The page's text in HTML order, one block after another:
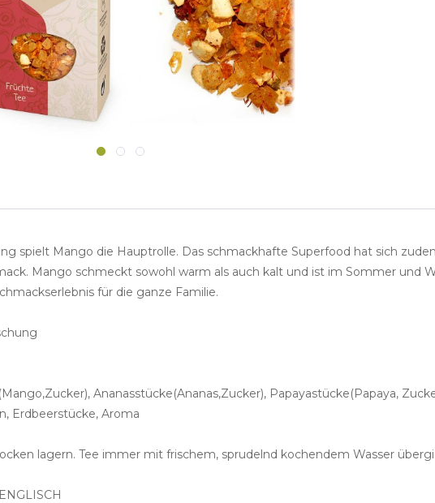
spielt Mango die Hauptrolle. Das schmackhafte Superfood hat sich
Mango schmeckt sowohl warm als auch kalt und ist im Sommer und
für die ganze Familie.
Ananasstücke(Ananas,Zucker), Papayastücke(Papaya,
Erdbeerstücke, Aroma
lagern. Tee immer mit frischem, sprudelnd kochendem Wasser